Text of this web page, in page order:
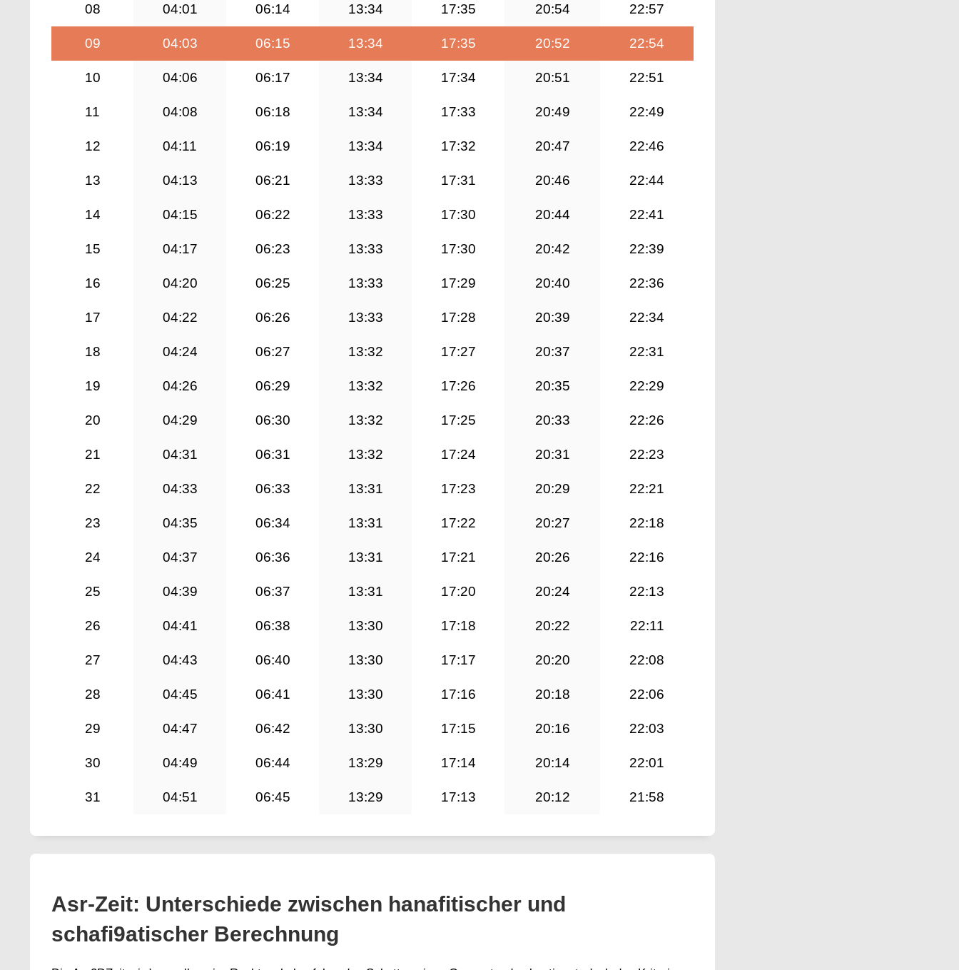
08 04:01 06:14 13:34 17:35 20:54 22:57
09 04:03 06:15 13:34 17:35 20:52 22:54
10 04:06 06:17 13:34 17:34 20:51 22:51
11 04:08 06:18 13:34 17:33 20:49 22:49
12 04:11 06:19 13:34 17:32 20:47 22:46
13 04:13 06:21 13:33 17:31 20:46 22:44
14 04:15 06:22 13:33 17:30 20:44 22:41
15 04:17 06:23 13:33 17:30 20:42 22:39
16 04:20 06:25 13:33 17:29 20:40 22:36
17 04:22 06:26 13:33 17:28 20:39 22:34
18 04:24 06:27 13:32 17:27 20:37 22:31
19 04:26 06:29 13:32 17:26 20:35 22:29
20 04:29 06:30 13:32 17:25 20:33 22:26
21 04:31 06:31 13:32 17:24 20:31 22:23
22 04:33 06:33 13:31 17:23 20:29 22:21
23 04:35 06:34 13:31 17:22 20:27 22:18
24 04:37 06:36 13:31 17:21 20:26 22:16
25 04:39 06:37 13:31 17:20 20:24 22:13
26 04:41 06:38 13:30 17:18 20:22 22:11
27 04:43 06:40 13:30 17:17 20:20 22:08
28 04:45 06:41 13:30 17:16 20:18 22:06
29 04:47 06:42 13:30 17:15 20:16 22:03
30 04:49 06:44 13:29 17:14 20:14 22:01
31 04:51 06:45 13:29 17:13 20:12 21:58
Asr-Zeit: Unterschiede zwischen hanafitischer und
schafi9atischer Berechnung